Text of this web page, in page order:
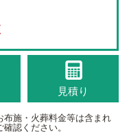
見積り
布施・火葬料金等は含まれ
確認ください。